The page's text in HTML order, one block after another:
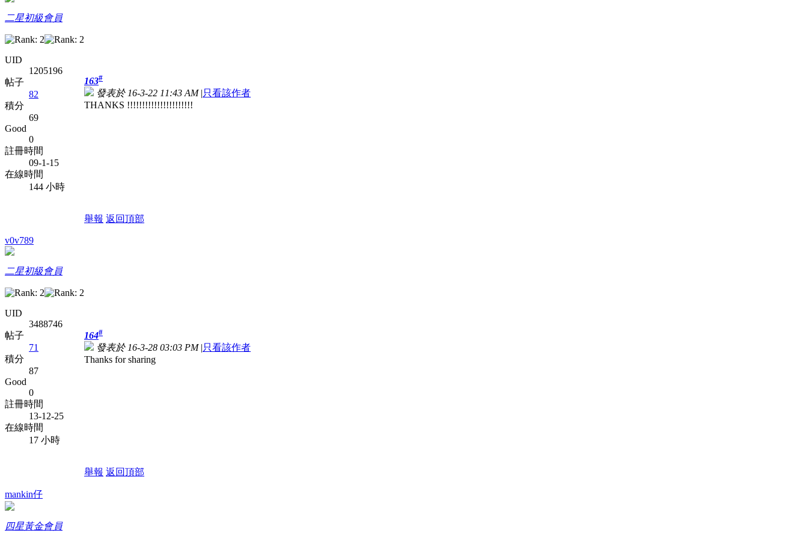
二星初級會員
UID
1205196
帖子
82
積分
69
Good
0
註冊時間
09-1-15
在線時間
144 小時
163#
發表於 16-3-22 11:43 AM |只看該作者
THANKS !!!!!!!!!!!!!!!!!!!!!!
舉報 返回頂部
v0v789
二星初級會員
UID
3488746
帖子
71
積分
87
Good
0
註冊時間
13-12-25
在線時間
17 小時
164#
發表於 16-3-28 03:03 PM |只看該作者
Thanks for sharing
舉報 返回頂部
mankin仔
四星黃金會員